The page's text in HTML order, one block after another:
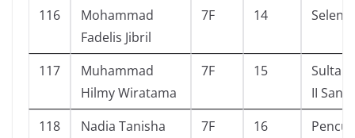
116
Mohammad
Fadelis Jibril
7F 14 Selena
117
Muhammad
Hilmy Wiratama
7F 15
Sultan
II
118
Nadia Tanisha
7F 16